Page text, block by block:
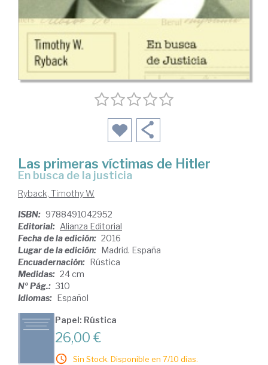
Las primeras víctimas de Hitler
en busca de la justicia
Ryback, Timothy W.
ISBN: 9788491042952
Editorial: Alianza Editorial
Fecha de la edición: 2016
Lugar de la edición: Madrid. España
Encuadernación: Rústica
Medidas: 24 cm
Nº Pág.: 310
Idiomas: Español
Papel: Rústica
26,00 €
Sin Stock. Disponible en 7/10 días.